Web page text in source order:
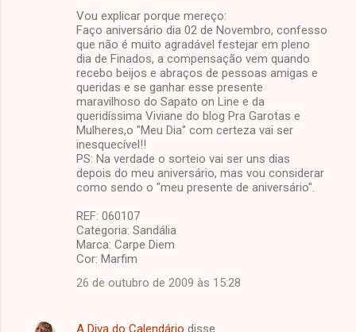
Vou explicar porque mereço:
Faço aniversário dia 02 de Novembro, confesso
que não é muito agradável festejar em pleno
dia de Finados, a compensação vem quando
recebo beijos e abraços de pessoas amigas e
queridas e se ganhar esse presente
maravilhoso do Sapato on Line e da
queridíssima Viviane do blog Pra Garotas e
Mulheres,o "Meu Dia" com certeza vai ser
inesquecível!!
PS: Na verdade o sorteio vai ser uns dias
depois do meu aniversário, mas vou considerar
como sendo o "meu presente de aniversário".
REF: 060107
Categoria: Sandália
Marca: Carpe Diem
Cor: Marfim
26 de outubro de 2009 às 15:28
A Diva do Calendário disse…